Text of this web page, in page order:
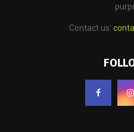
Contact us: